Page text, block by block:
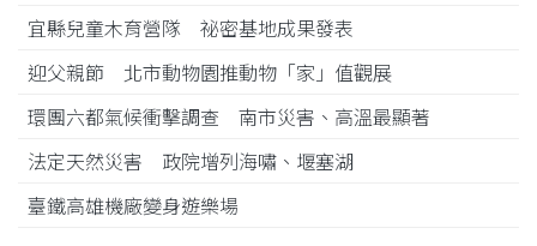
宜縣兒童木育營隊 祕密基地成果發表
迎父親節 北市動物園推動物「家」值觀展
環團六都氣候衝擊調查 南市災害、高溫最顯著
法定天然災害 政院增列海嘯、堰塞湖
臺鐵高雄機廠變身遊樂場